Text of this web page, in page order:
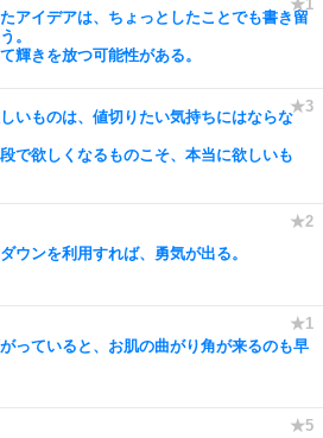
アイデアは、ちょっとしたことでも書き留
。
輝きを放つ可能性がある。
いものは、値切りたい気持ちにはならな
で欲しくなるものこそ、本当に欲しいも
ウンを利用すれば、勇気が出る。
っていると、お肌の曲がり角が来るのも早